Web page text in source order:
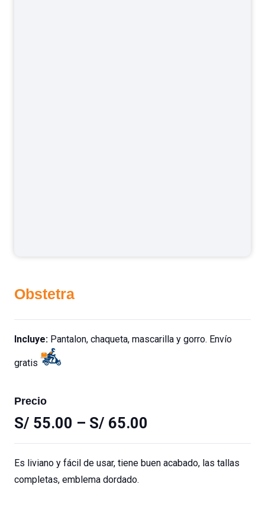
Obstetra
Incluye: Pantalon, chaqueta, mascarilla y gorro. Envío
gratis
Precio
S/ 55.00 – S/ 65.00
Es liviano y fácil de usar, tiene buen acabado, las tallas
completas, emblema dordado.